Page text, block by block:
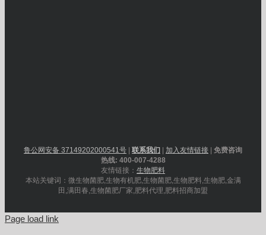
鲁公网安备 37149202000541号 联系我们 加入友情链接
免费咨询
热线: 400-007-4288
友情链接： 生物肥料
本站关键词：微生物菌肥,生物有机肥,生物菌肥,生物肥料,生物肥,金满
田,满田春,生物菌肥厂家,肥料代理,肥料招商加盟
Page load link